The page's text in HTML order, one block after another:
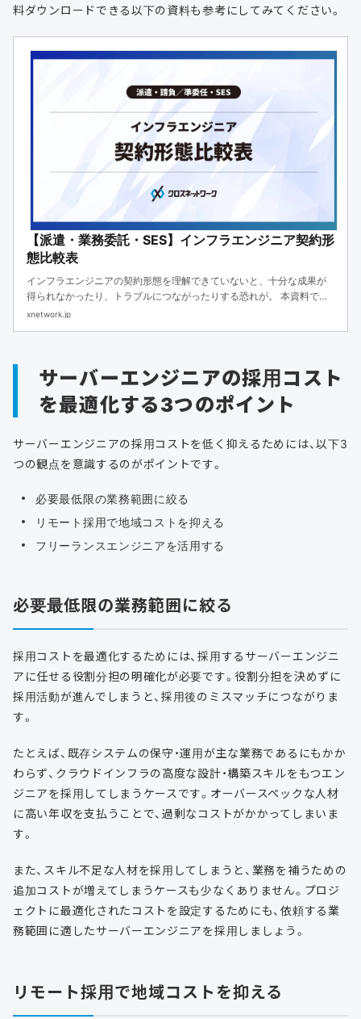
料ダウンロードできる以下の資料も参考にしてみてください。
【派遣・業務委託・SES】インフラエンジニア契約形
態比較表
インフラエンジニアの契約形態を理解できていないと、十分な成果が
得られなかったり、トラブルにつながったりする恐れが。 本資料で
は、そんなインフラエンジニアの契約形態について比較・解説しま
xnetwork.jp
サーバーエンジニアの採用コスト
を最適化する3つのポイント
サーバーエンジニアの採用コストを低く抑えるためには、以下3
つの観点を意識するのがポイントです。
必要最低限の業務範囲に絞る
リモート採用で地域コストを抑える
フリーランスエンジニアを活用する
必要最低限の業務範囲に絞る
採用コストを最適化するためには、採用するサーバーエンジニ
アに任せる役割分担の明確化が必要です。役割分担を決めずに
採用活動が進んでしまうと、採用後のミスマッチにつながりま
す。
たとえば、既存システムの保守・運用が主な業務であるにもかか
わらず、クラウドインフラの高度な設計・構築スキルをもつエン
ジニアを採用してしまうケースです。オーバースペックな人材
に高い年収を支払うことで、過剰なコストがかかってしまいま
す。
また、スキル不足な人材を採用してしまうと、業務を補うための
追加コストが増えてしまうケースも少なくありません。プロジ
ェクトに最適化されたコストを設定するためにも、依頼する業
務範囲に適したサーバーエンジニアを採用しましょう。
リモート採用で地域コストを抑える